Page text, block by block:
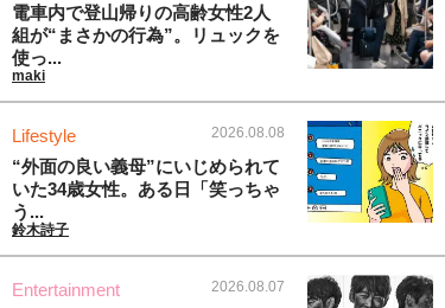
電車内で登山帰りの高齢女性2人
組が“まさかの行為”。リュックを
使っ...
maki
Lifestyle 2026.08.08
“外面の良い義母”にいじめられて
いた34歳女性。ある日「笑っちゃ
う...
鈴木詩子
Entertainment 2026.08.07